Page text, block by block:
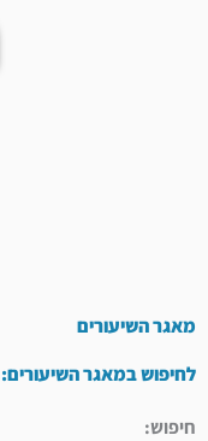
מאגר השיעורים
לחיפוש במאגר השיעורים:
חיפוש: